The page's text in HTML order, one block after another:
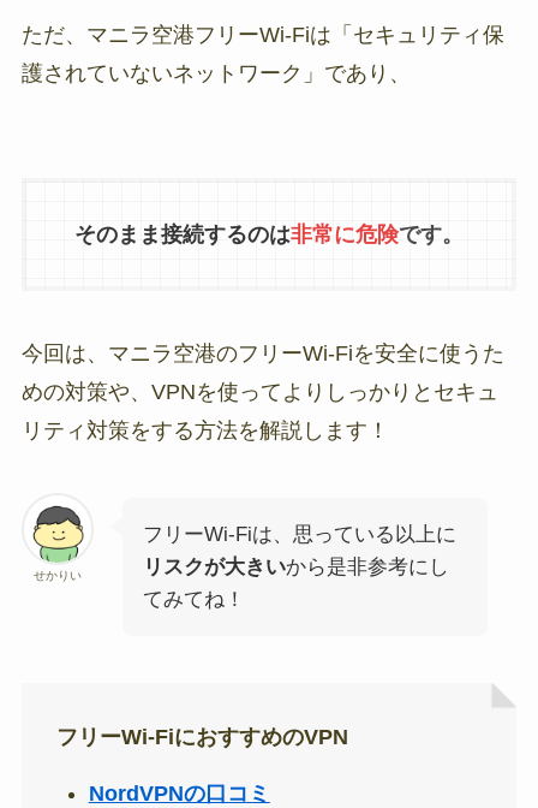
ただ、マニラ空港フリーWi-Fiは「セキュリティ保
護されていないネットワーク」であり、
そのまま接続するのは非常に危険です。
今回は、マニラ空港のフリーWi-Fiを安全に使うた
めの対策や、VPNを使ってよりしっかりとセキュ
リティ対策をする方法を解説します！
せかりい
フリーWi-Fiは、思っている以上に
リスクが大きいから是非参考にし
てみてね！
フリーWi-FiにおすすめのVPN
NordVPNの口コミ